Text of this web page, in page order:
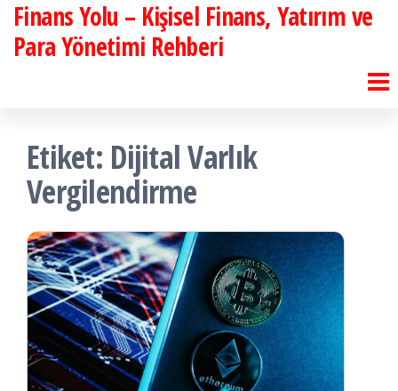
İçeriğe
atla
Finans Yolu – Kişisel Finans, Yatırım ve
Para Yönetimi Rehberi
Etiket: Dijital Varlık
Vergilendirme